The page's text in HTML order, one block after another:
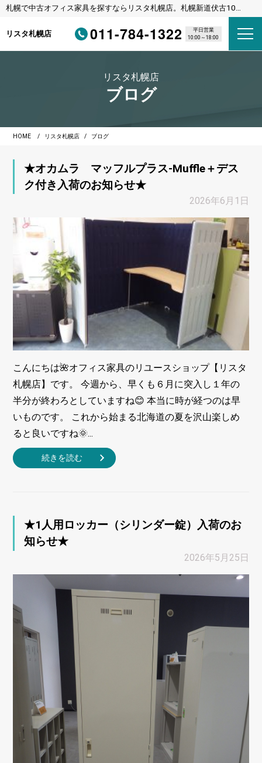
札幌で中古オフィス家具を探すならリスタ札幌店。札幌新道伏古10
リスタ札幌店
011-784-1322
平日営業
10:00～18:00
リスタ札幌店
ブログ
HOME リスタ札幌店 ブログ
★オカムラ マッフルプラス-Muffle＋デス
ク付き入荷のお知らせ★
2026年6月1日
こんにちは🌺オフィス家具のリユースショップ【リスタ
札幌店】です。 今週から、早くも６月に突入し１年の
半分が終わろとしていますね😊 本当に時が経つのは早
いものです。 これから始まる北海道の夏を沢山楽しめ
ると良いですね🌞...
続きを読む
★1人用ロッカー（シリンダー錠）入荷のお
知らせ★
2026年5月25日